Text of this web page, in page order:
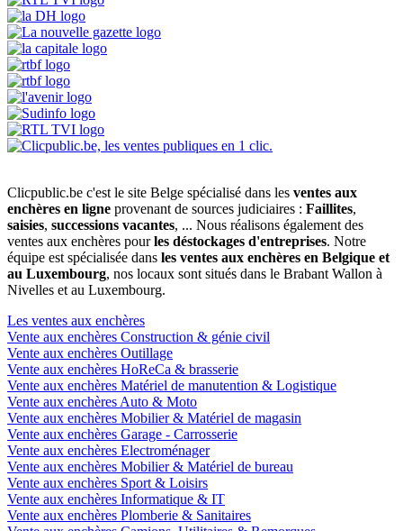
Clicpublic.be c'est le site Belge spécialisé dans les ventes aux
enchères en ligne provenant de sources judiciaires : Faillites,
saisies, successions vacantes, ... Nous réalisons également des
ventes aux enchères pourles déstockages d'entreprises. Notre
équipe est spécialisée dans les ventes aux enchères en Belgique et
au Luxembourg, nos locaux sont situés dans le Brabant Wallon à
Nivelles et au Luxembourg.
Les ventes aux enchères
Vente aux enchères Construction & génie civil
Vente aux enchères Outillage
Vente aux enchères HoReCa & brasserie
Vente aux enchères Matériel de manutention & Logistique
Vente aux enchères Auto & Moto
Vente aux enchères Mobilier & Matériel de magasin
Vente aux enchères Garage - Carrosserie
Vente aux enchères Electroménager
Vente aux enchères Mobilier & Matériel de bureau
Vente aux enchères Sport & Loisirs
Vente aux enchères Informatique & IT
Vente aux enchères Plomberie & Sanitaires